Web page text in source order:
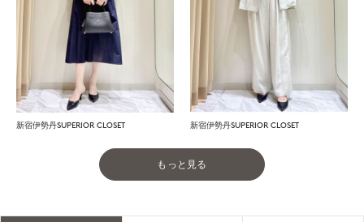
新宿伊勢丹SUPERIOR CLOSET 新宿伊勢丹SUPERIOR CLOSET
もっと見る